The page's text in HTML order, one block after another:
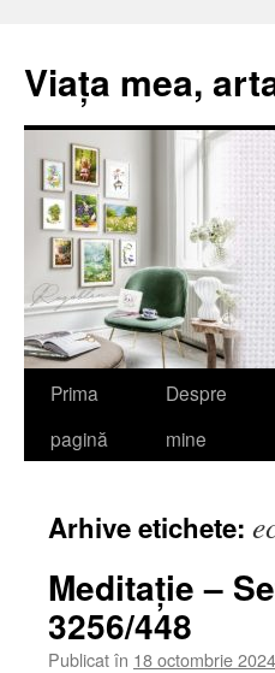
Viața mea,
Sari
Prima
pagină
Despre
mine
Arhive etichete:
Meditație –
3256/448
Publicat în 18 octombrie 2024